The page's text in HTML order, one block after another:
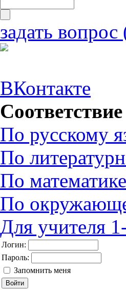
задать вопрос
ВКонтакте
По русскому
По
По математике
По
Для учителя
Логин:
Пароль:
Запомнить меня